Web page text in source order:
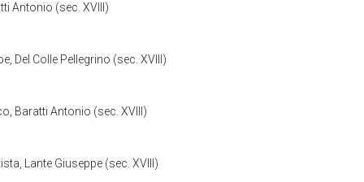
Antonio (sec. XVIII)
Del Colle Pellegrino (sec. XVIII)
Baratti Antonio (sec. XVIII)
Lante Giuseppe (sec. XVIII)